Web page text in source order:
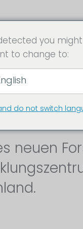
neuen
you
to change to:
do not switch